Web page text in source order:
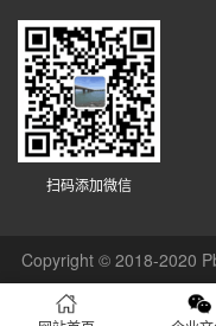
扫码添加微信
Copyright © 2018-2020